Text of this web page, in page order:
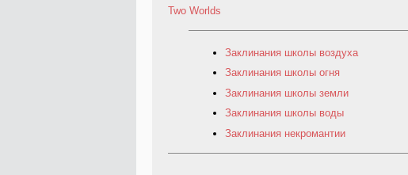
Two Worlds
Заклинания школы воздуха
Заклинания школы огня
Заклинания школы земли
Заклинания школы воды
Заклинания некромантии